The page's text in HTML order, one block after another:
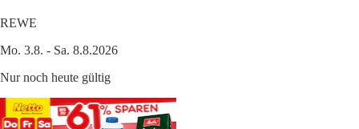
REWE
Mo. 3.8. - Sa. 8.8.2026
Nur noch heute gültig